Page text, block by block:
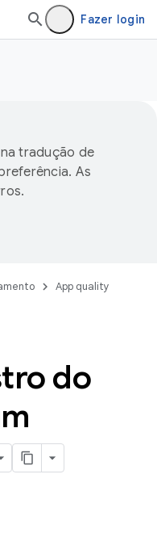
Fazer login
tradução de
As
App quality
do